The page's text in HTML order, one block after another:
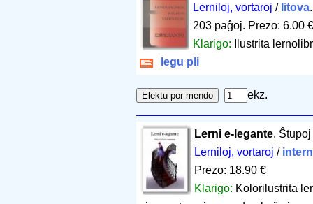
Lerniloj, vortaroj / litova
203 paĝoj. Prezo: 6.00 €
Klarigo:
Ilustrita
legu pli
ekz.
Lerni e-legante.
Lerniloj, vortaroj /
Prezo: 18.90 €
Klarigo: Kolorilustrita